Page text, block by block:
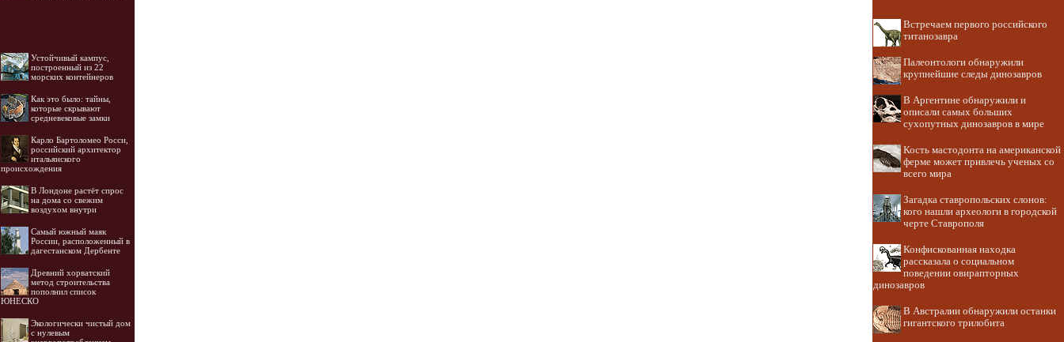
Устойчивый кампус,
построенный из 22
морских контейнеров
Как это было: тайны,
которые скрывают
средневековые замки
Карло Бартоломео Росси,
российский архитектор
итальянского
происхождения
В Лондоне растёт спрос
на дома со свежим
воздухом внутри
Самый южный маяк
России, расположенный в
дагестанском Дербенте
Древний хорватский
метод строительства
пополнил список
ЮНЕСКО
Экологически чистый дом
с нулевым
Встречаем первого российского
титанозавра
Палеонтологи обнаружили
крупнейшие следы динозавров
В Аргентине обнаружили и
описали самых больших
сухопутных динозавров в мире
Кость мастодонта на американской
ферме может привлечь ученых со
всего мира
Загадка ставропольских слонов:
кого нашли археологи в городской
черте Ставрополя
Конфискованная находка
рассказала о социальном
поведении овирапторных
динозавров
В Австралии обнаружили останки
гигантского трилобита